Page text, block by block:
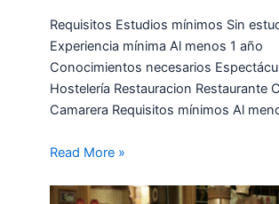
Requisitos Estudios mínimos Sin
Experiencia mínima Al menos 1 año
Conocimientos necesarios
Hostelería Restauracion Restaurante
Camarera Requisitos mínimos Al
Read More »